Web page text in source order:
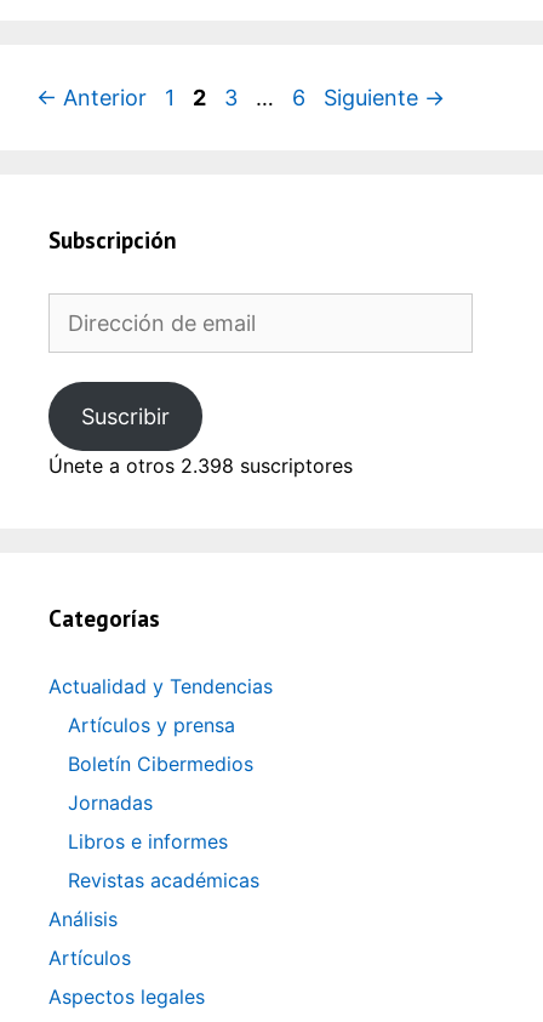
← Anterior Página
1 Página
2 Página
3 … Página
6 Siguiente →
Subscripción
de
Suscribir
Únete a otros 2.398 suscriptores
Categorías
Actualidad y Tendencias
Artículos y prensa
Boletín Cibermedios
Jornadas
Libros e informes
Revistas académicas
Análisis
Artículos
Aspectos legales